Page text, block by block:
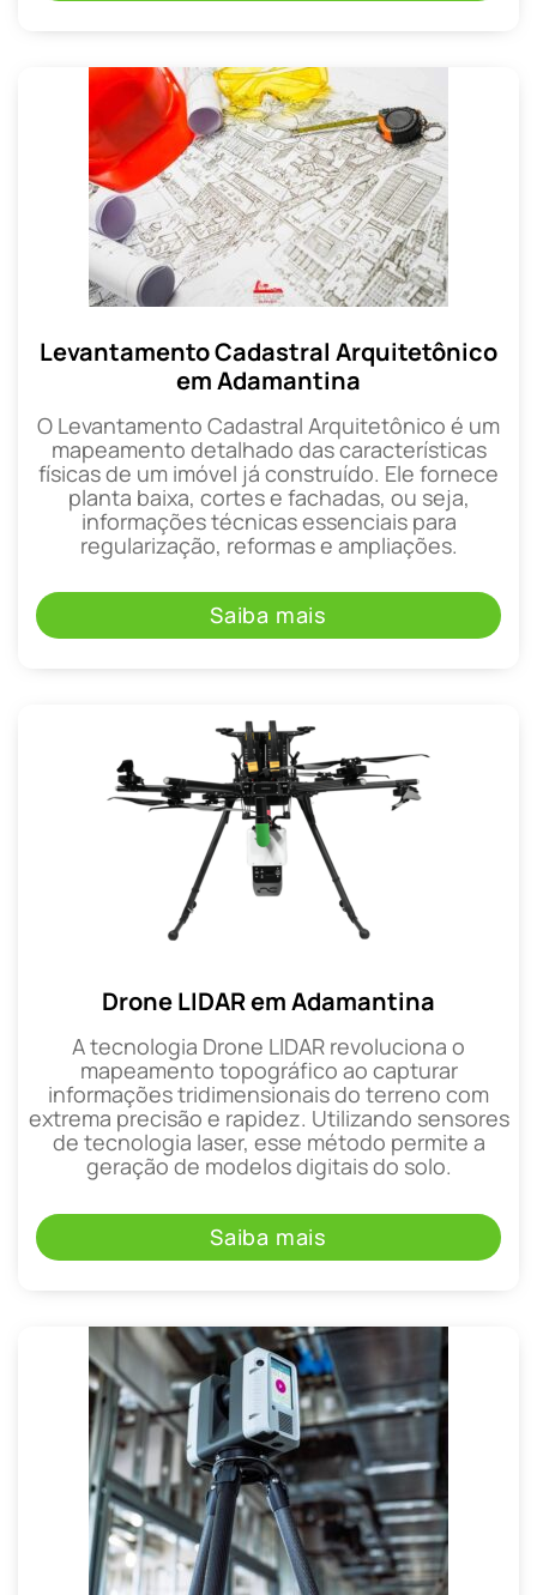
Levantamento Cadastral Arquitetônico
em Adamantina
O Levantamento Cadastral Arquitetônico é um
mapeamento detalhado das características
físicas de um imóvel já construído. Ele fornece
planta baixa, cortes e fachadas, ou seja,
informações técnicas essenciais para
regularização, reformas e ampliações.
Saiba mais
Drone LIDAR em Adamantina
A tecnologia Drone LIDAR revoluciona o
mapeamento topográfico ao capturar
informações tridimensionais do terreno com
extrema precisão e rapidez. Utilizando sensores
de tecnologia laser, esse método permite a
geração de modelos digitais do solo.
Saiba mais